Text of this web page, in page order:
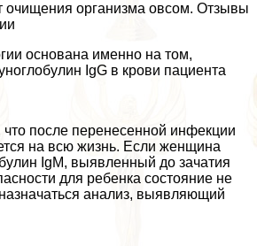
очищения организма овсом. Отзывы
основана именно на том,
IgG в крови пациента
что после перенесенной инфекции
на всю жизнь. Если женщина
IgM, выявленный до зачатия
для ребенка состояние не
анализ, выявляющий